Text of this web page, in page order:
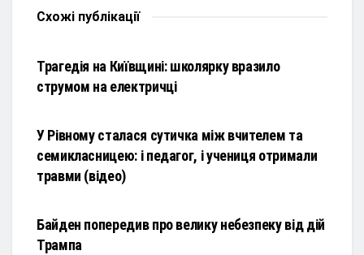
Схожі публікації
Трагедія на Київщині: школярку вразило
струмом на електричці
У Рівному сталася сутичка між вчителем та
семикласницею: і педагог, і учениця отримали
травми (відео)
Байден попередив про велику небезпеку від дій
Трампа